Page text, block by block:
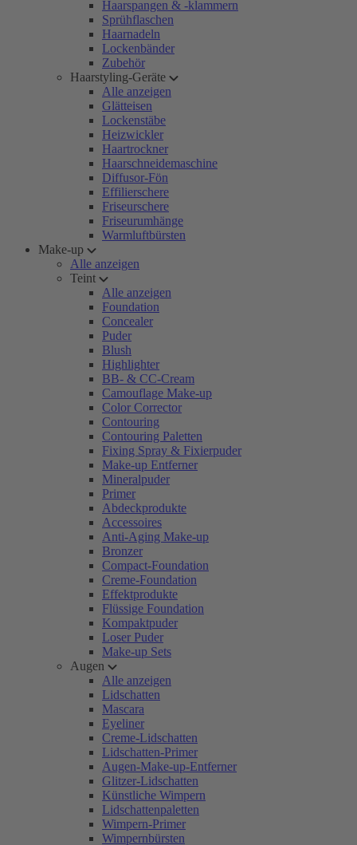
Haarspangen & -klammern
Sprühflaschen
Haarnadeln
Lockenbänder
Zubehör
Haarstyling-Geräte
Alle anzeigen
Glätteisen
Lockenstäbe
Heizwickler
Haartrockner
Haarschneidemaschine
Diffusor-Fön
Effilierschere
Friseurschere
Friseurumhänge
Warmluftbürsten
Make-up
Alle anzeigen
Teint
Alle anzeigen
Foundation
Concealer
Puder
Blush
Highlighter
BB- & CC-Cream
Camouflage Make-up
Color Corrector
Contouring
Contouring Paletten
Fixing Spray & Fixierpuder
Make-up Entferner
Mineralpuder
Primer
Abdeckprodukte
Accessoires
Anti-Aging Make-up
Bronzer
Compact-Foundation
Creme-Foundation
Effektprodukte
Flüssige Foundation
Kompaktpuder
Loser Puder
Make-up Sets
Augen
Alle anzeigen
Lidschatten
Mascara
Eyeliner
Creme-Lidschatten
Lidschatten-Primer
Augen-Make-up-Entferner
Glitzer-Lidschatten
Künstliche Wimpern
Lidschattenpaletten
Wimpern-Primer
Wimpernbürsten